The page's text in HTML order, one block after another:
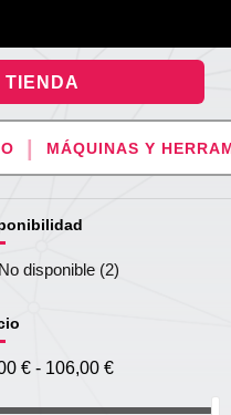
TIENDA
MÁQUINAS Y
No disponible (2)
€ - 106,00 €